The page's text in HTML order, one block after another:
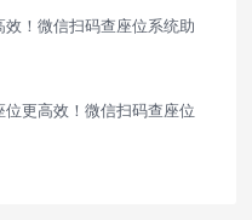
效！微信扫码查座位系统助
位更高效！微信扫码查座位